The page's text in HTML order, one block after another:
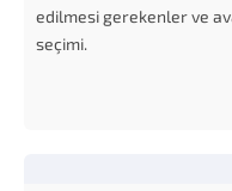
edilmesi gerekenler ve
seçimi.